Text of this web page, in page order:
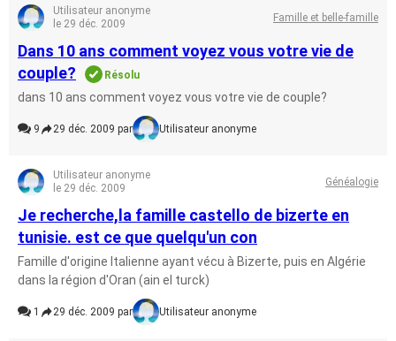
Utilisateur anonyme
le 29 déc. 2009
Famille et belle-famille
Dans 10 ans comment voyez vous votre vie de
couple?
Résolu
dans 10 ans comment voyez vous votre vie de couple?
9 29 déc. 2009 par Utilisateur anonyme
Utilisateur anonyme
le 29 déc. 2009
Généalogie
Je recherche,la famille castello de bizerte en
tunisie. est ce que quelqu'un con
Famille d'origine Italienne ayant vécu à Bizerte, puis en Algérie
dans la région d'Oran (ain el turck)
1 29 déc. 2009 par Utilisateur anonyme